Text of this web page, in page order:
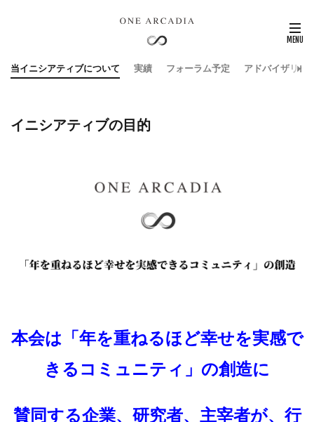
当イニシアティブについて 実績 フォーラム予定 アドバイザリー
イニシアティブの目的
本会は「年を重ねるほど幸せを実感で
きるコミュニティ」の創造に
賛同する企業、研究者、主宰者が、行